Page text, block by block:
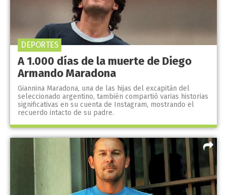
A 1.000 días de la muerte de Diego
Armando Maradona
Giannina Maradona, una de las hijas del excapitán del
seleccionado argentino, también compartió varias historias
significativas en su cuenta de Instagram, mostrando el
recuerdo intacto de su padre.
DEPORTES